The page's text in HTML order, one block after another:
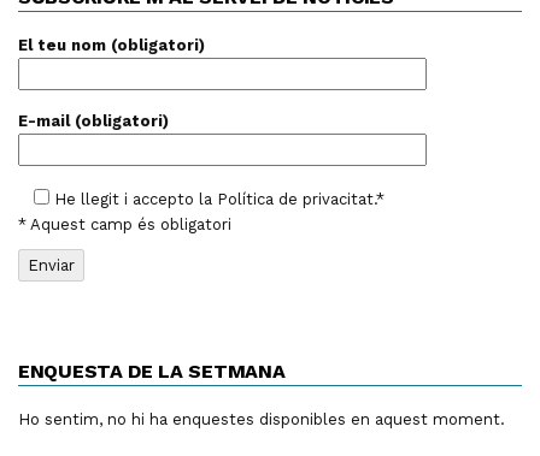
El teu nom (obligatori)
E-mail (obligatori)
He llegit i accepto la Política de privacitat.*
* Aquest camp és obligatori
ENQUESTA DE LA SETMANA
Ho sentim, no hi ha enquestes disponibles en aquest moment.